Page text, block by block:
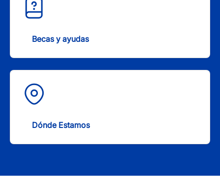
Becas y ayudas
Dónde Estamos